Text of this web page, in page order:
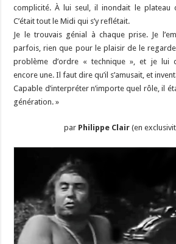
complicité. À lui seul, il inondait le plateau
C’était tout le Midi qui s’y reflétait.
Je le trouvais génial à chaque prise. Je
parfois, rien que pour le plaisir de le
problème d’ordre « technique », et je lui
encore une. Il faut dire qu’il s’amusait, et
Capable d’interpréter n’importe quel rôle, il
génération. »
par Philippe Clair(en